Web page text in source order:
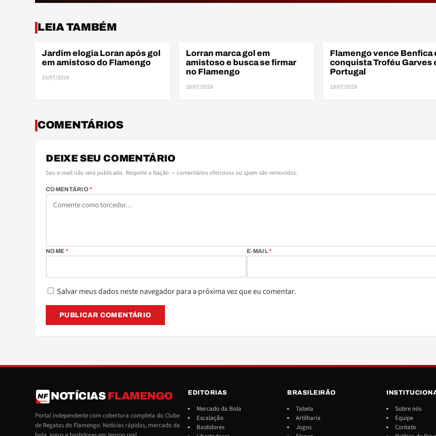
LEIA TAMBÉM
AMISTOSOS
Jardim elogia Loran após gol
em amistoso do Flamengo
20/07/2026
AMISTOSOS
Lorran marca gol em
amistoso e busca se firmar
no Flamengo
20/07/2026
AMISTOSOS
Flamengo vence Benfica
conquista Troféu Garves
Portugal
19/07/2026
COMENTÁRIOS
DEIXE SEU COMENTÁRIO
Seu e-mail não será publicado. Respeite a Nação — comentários ofensivos ou spam são removidos.
COMENTÁRIO*
NOME * E-MAIL*
Salvar meus dados neste navegador para a próxima vez que eu comentar.
NF NOTÍCIAS FLAMENGO
Portal independente com cobertura completa do Clube
de Regatas do Flamengo. Notícias rápidas, mercado da
EDITORIAS
Mercado da Bola
Escalação
Bastidores
BRASILEIRÃO
Tabela
Artilharia
Jogos
Sobre nós
Equipe
Contato